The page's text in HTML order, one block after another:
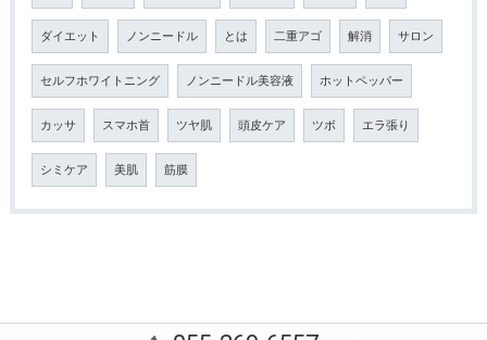
ダイエット ノンニードル とは 二重アゴ 解消 サロン
セルフホワイトニング ノンニードル美容液 ホットペッパー
カッサ スマホ首 ツヤ肌 頭皮ケア ツボ エラ張り
シミケア 美肌 筋膜